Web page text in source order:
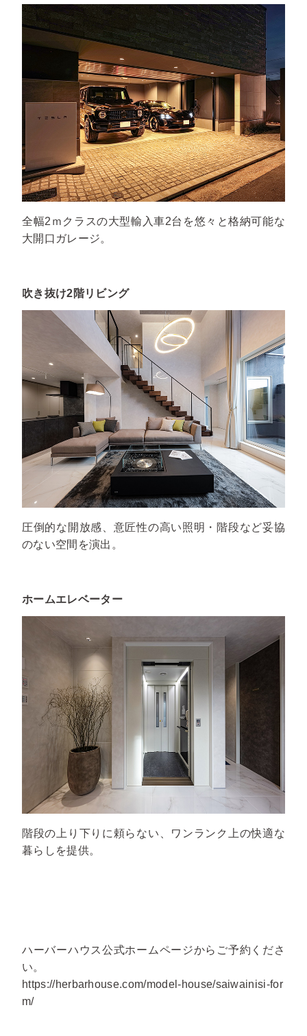
全幅2ｍクラスの大型輸入車2台を悠々と格納可能な
大開口ガレージ。
吹き抜け2階リビング
圧倒的な開放感、意匠性の高い照明・階段など妥協
のない空間を演出。
ホームエレベーター
階段の上り下りに頼らない、ワンランク上の快適な
暮らしを提供。
ハーバーハウス公式ホームページからご予約くださ
い。
https://herbarhouse.com/model-house/saiwainisi-for
m/